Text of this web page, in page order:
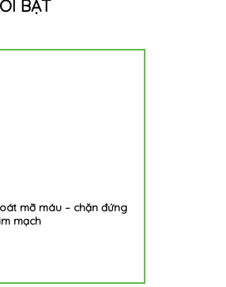
BẬT
mỡ máu – chặn đứng
mạch